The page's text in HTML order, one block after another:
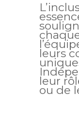
leurs
leur
ou de